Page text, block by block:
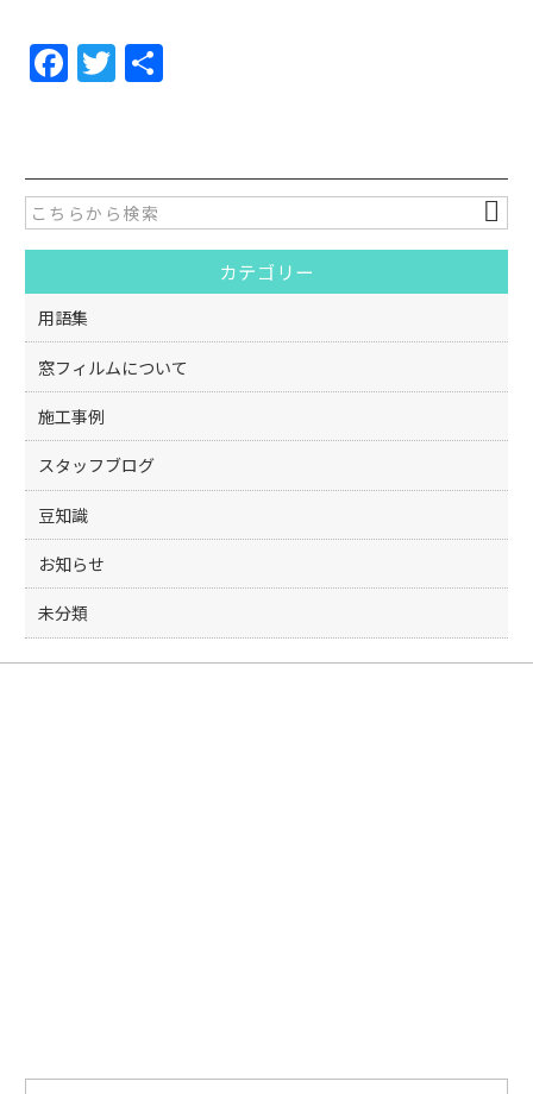
F
a
e
b
o
o
k
T
w
er
カテゴリー
用語集
窓フィルムについて
施工事例
スタッフブログ
豆知識
お知らせ
未分類